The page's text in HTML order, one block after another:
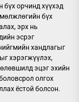
бүх орчинд хүүхэд
бүх
эрх нь
эсрэг
хандлагыг
хэрэгжүүлэх,
эцэг эхийн
олгох
ёстой болсон.